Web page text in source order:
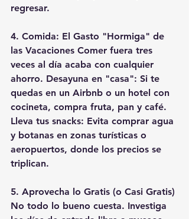
regresar.
4. Comida: El Gasto "Hormiga" de
las Vacaciones Comer fuera tres
veces al día acaba con cualquier
ahorro. Desayuna en "casa": Si te
quedas en un Airbnb o un hotel con
cocineta, compra fruta, pan y café.
Lleva tus snacks: Evita comprar agua
y botanas en zonas turísticas o
aeropuertos, donde los precios se
triplican.
5. Aprovecha lo Gratis (o Casi Gratis)
No todo lo bueno cuesta. Investiga